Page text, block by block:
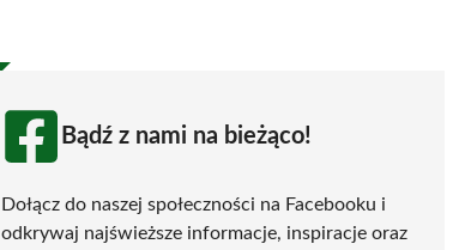
Bądź z nami na bieżąco!
Dołącz do naszej społeczności na Facebooku i
odkrywaj najświeższe informacje, inspiracje oraz